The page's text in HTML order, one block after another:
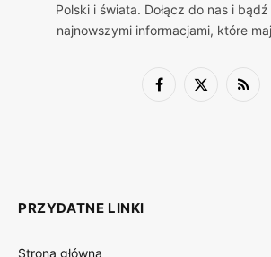
Polski i świata. Dołącz do nas i
najnowszymi informacjami, które
Facebook
X
RSS
PRZYDATNE LINKI
Strona główna